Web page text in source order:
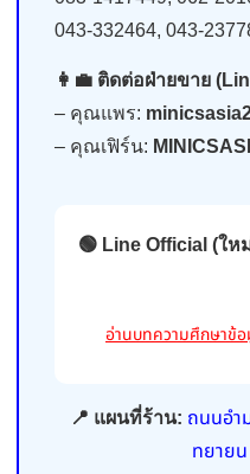
043-332464, 043-
👩‍💼 ติดต่อฝ่ายขาย
– คุณแพร:
– คุณเฟิร์น:
🟢 Line Official (ให
อ่านบทความศึกษาข้
📍 แผนที่ร้าน: ถนนอำ
ทยาย